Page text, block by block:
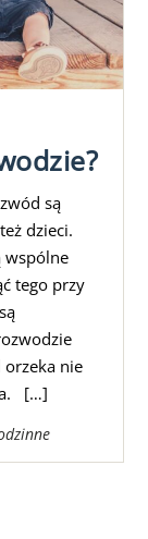
są
dzieci.
wspólne
tego przy
nie
[…]